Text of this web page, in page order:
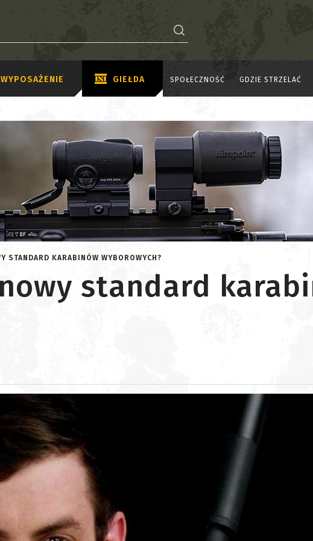
WYPOSAŻENIE GIEŁDA SPOŁECZNOŚĆ GDZIE STRZELAĆ
STANDARD KARABINÓW WYBOROWYCH?
nowy standard